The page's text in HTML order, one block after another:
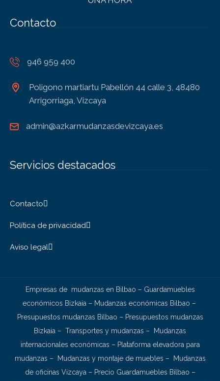
Contacto
946 959 400
Poligono martiartu Pabellón 44 calle 3, 48480
Arrigorriaga, Vizcaya
admin@azkarmudanzasdevizcaya.es
Servicios destacados
Contacto
Política de privacidad
Aviso legal
Empresas de mudanzas en Bilbao – Guardamuebles
económicos Bizkaia – Mudanzas económicas Bilbao –
Presupuestos mudanzas Bilbao – Presupuestos mudanzas
Bizkaia – Transportes y mudanzas –
Mudanzas
internacionales económicas – Plataforma elevadora para
mudanzas – Mudanzas y montaje de muebles –
Mudanzas
de oficinas Vizcaya – Precio Guardamuebles Bilbao –